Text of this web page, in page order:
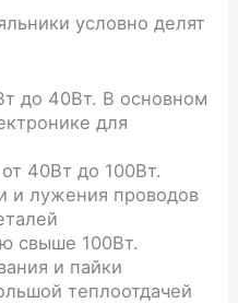
условно делят
до 40Вт. В основном
для
40Вт до 100Вт.
и лужения проводов
свыше 100Вт.
и пайки
теплоотдачей